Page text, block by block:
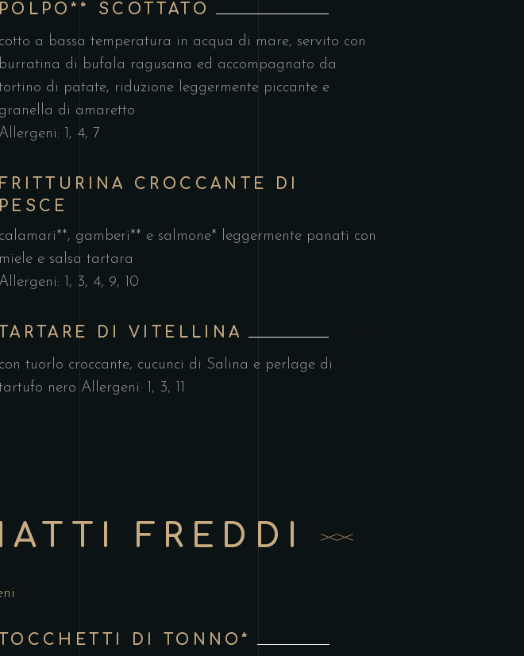
POLPO** SCOTTATO
cotto a bassa temperatura in acqua di mare, servito con
burratina di bufala ragusana ed accompagnato da
di patate, riduzione leggermente piccante e
granella di amaretto
Allergeni: 1, 4, 7
FRITTURINA CROCCANTE DI
PESCE
calamari**, gamberi** e salmone* leggermente panati con
miele e salsa tartara
Allergeni: 1, 3, 4, 9, 10
TARTARE DI VITELLINA
con tuorlo croccante, cucunci di Salina e perlage di
nero Allergeni: 1, 3, 11
FREDDI
.
TOCCHETTI DI TONNO*